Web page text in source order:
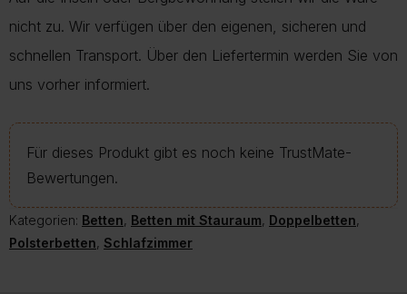
nicht zu. Wir verfügen über den eigenen, sicheren und
schnellen Transport. Über den Liefertermin werden Sie von
uns vorher informiert.
Für dieses Produkt gibt es noch keine TrustMate-
Bewertungen.
Kategorien: Betten, Betten mit Stauraum, Doppelbetten,
Polsterbetten, Schlafzimmer